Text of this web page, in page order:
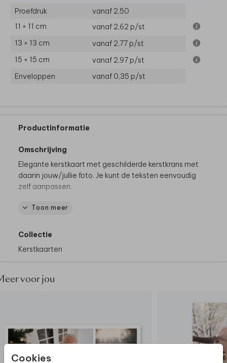
Cookies
Proefdruk
vanaf 2,50
11 × 11 cm
vanaf 2,62 p/st
13 × 13 cm
vanaf 2,77 p/st
15 × 15 cm
vanaf 2,97 p/st
Enveloppen
vanaf 0,35 p/st
Productinformatie
Omschrijving
Elegante kerstkaart met geschilderde kerstkrans met
daarin jouw/jullie foto. Je kunt de teksten eenvoudig
zelf aanpassen.
Tips van onze makers:
• De papiersoort coated karton past goed bij
• Kies een envelopkleur die de stijl van de kaart
Toon meer
Collectie
Kerstkaarten
voor jou